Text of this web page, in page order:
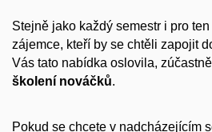
Stejně jako každý semestr i pro
zájemce, kteří by se chtěli zapojit
Vás tato nabídka oslovila,
školení nováčků.
Pokud se chcete v nadcházejícím